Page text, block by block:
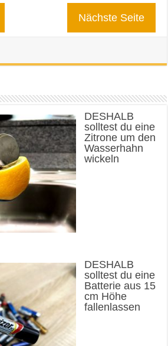
Nächste Seite
DESHALB
solltest du eine
Zitrone um den
Wasserhahn
wickeln
DESHALB
solltest du eine
Batterie aus 15
cm Höhe
fallenlassen